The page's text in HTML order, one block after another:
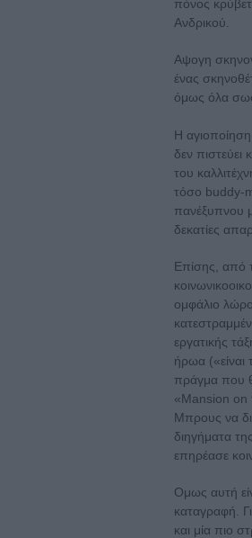
πόνος
Ανδρικού.
Αψογη
ένας
όμως όλα
Η
δεν πιστεύει
του
τόσο buddy-
πανέξυπνου
δεκατίες
Επίσης, από
ομφάλιο
εργατικής
ήρωα («είναι
πράγμα που
«Mansion on
Μπρους να
διηγήματα
επηρέασε
Ομως αυτή
καταγραφή.
και μία πιο